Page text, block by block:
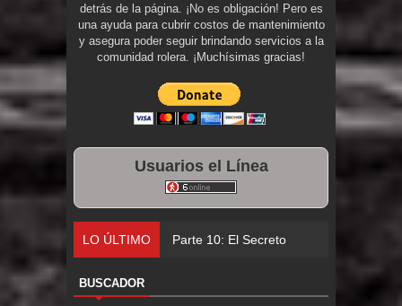
detrás de la página. ¡No es obligación! Pero es
una ayuda para cubrir costos de mantenimiento
y asegura poder seguir brindando servicios a la
comunidad rolera. ¡Muchísimas gracias!
Usuarios el Línea
LO ÚLTIMO Parte 10: El Secreto
BUSCADOR